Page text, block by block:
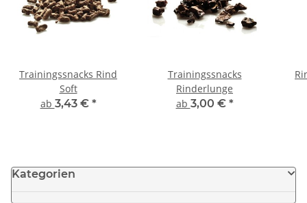
Trainingssnacks Rind
Soft
ab 3,43 € *
Trainingssnacks
Rinderlunge
ab 3,00 € *
Kategorien